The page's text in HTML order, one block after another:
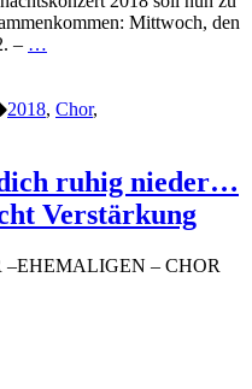
Mittwoch, den
– …
2018, Chor,
ruhig nieder…
Verstärkung
–EHEMALIGEN – CHOR